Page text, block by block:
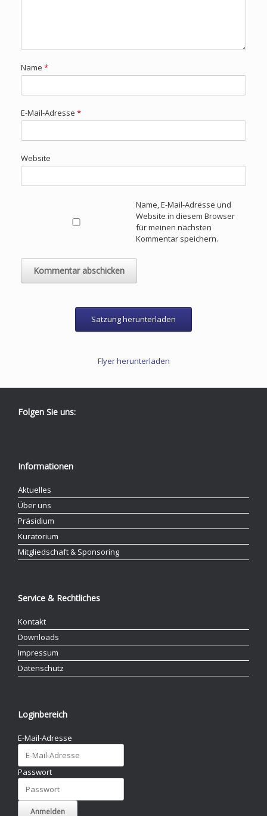
Name *
E-Mail-Adresse *
Website
Name, E-Mail-Adresse und
Website in diesem Browser
für meinen nächsten
Kommentar speichern.
Satzung herunterladen
Flyer herunterladen
Folgen Sie uns:
Informationen
Aktuelles
Über uns
Präsidium
Kuratorium
Mitgliedschaft & Sponsoring
Service & Rechtliches
Kontakt
Downloads
Impressum
Datenschutz
Loginbereich
E-Mail-Adresse
Passwort